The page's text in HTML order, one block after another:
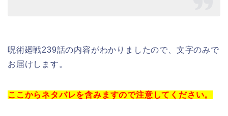
呪術廻戦239話の内容がわかりましたので、文字のみで
お届けします。
ここからネタバレを含みますので注意してください。